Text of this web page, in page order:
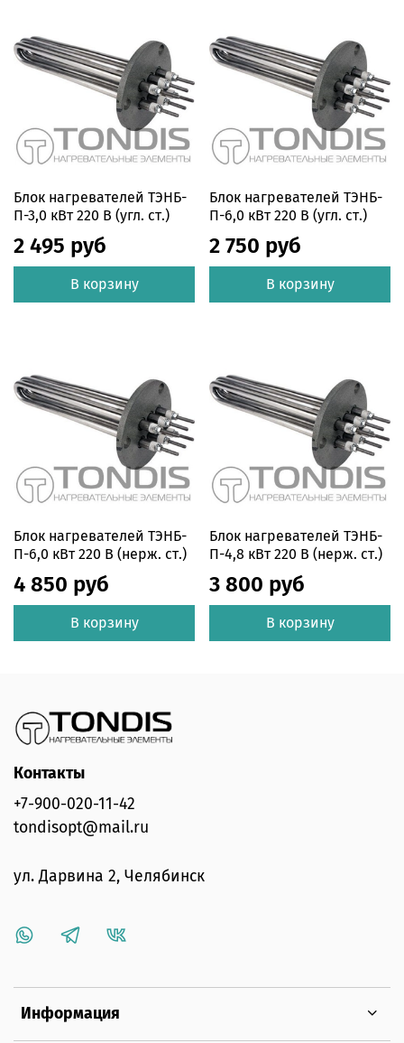
Блок нагревателей ТЭНБ-
П-3,0 кВт 220 В (угл. ст.)
2 495 руб
В корзину
Блок нагревателей ТЭНБ-
П-6,0 кВт 220 В (угл. ст.)
2 750 руб
В корзину
Блок нагревателей ТЭНБ-
П-6,0 кВт 220 В (нерж. ст.)
4 850 руб
В корзину
Блок нагревателей ТЭНБ-
П-4,8 кВт 220 В (нерж. ст.)
3 800 руб
В корзину
Информация
Контакты
+7-900-020-11-42
tondisopt@mail.ru
ул. Дарвина 2, Челябинск